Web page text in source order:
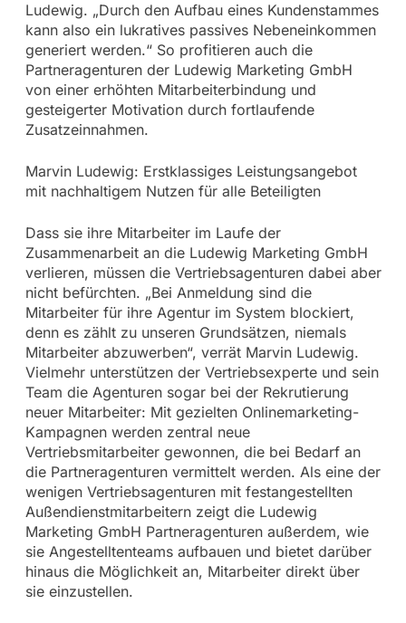
Ludewig. „Durch den Aufbau eines Kundenstammes
kann also ein lukratives passives Nebeneinkommen
generiert werden.“ So profitieren auch die
Partneragenturen der Ludewig Marketing GmbH
von einer erhöhten Mitarbeiterbindung und
gesteigerter Motivation durch fortlaufende
Zusatzeinnahmen.
Marvin Ludewig: Erstklassiges Leistungsangebot
mit nachhaltigem Nutzen für alle Beteiligten
Dass sie ihre Mitarbeiter im Laufe der
Zusammenarbeit an die Ludewig Marketing GmbH
verlieren, müssen die Vertriebsagenturen dabei aber
nicht befürchten. „Bei Anmeldung sind die
Mitarbeiter für ihre Agentur im System blockiert,
denn es zählt zu unseren Grundsätzen, niemals
Mitarbeiter abzuwerben“, verrät Marvin Ludewig.
Vielmehr unterstützen der Vertriebsexperte und sein
Team die Agenturen sogar bei der Rekrutierung
neuer Mitarbeiter: Mit gezielten Onlinemarketing-
Kampagnen werden zentral neue
Vertriebsmitarbeiter gewonnen, die bei Bedarf an
die Partneragenturen vermittelt werden. Als eine der
wenigen Vertriebsagenturen mit festangestellten
Außendienstmitarbeitern zeigt die Ludewig
Marketing GmbH Partneragenturen außerdem, wie
sie Angestelltenteams aufbauen und bietet darüber
hinaus die Möglichkeit an, Mitarbeiter direkt über
sie einzustellen.